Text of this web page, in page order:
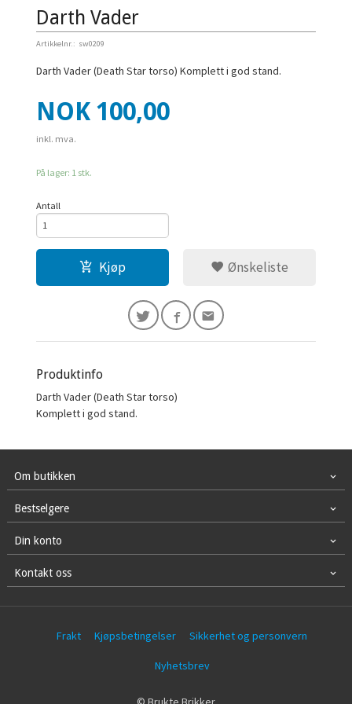
Darth Vader
Artikkelnr.: sw0209
Darth Vader (Death Star torso) Komplett i god stand.
Pris
NOK 100,00
inkl. mva.
På lager: 1 stk.
Antall
Kjøp Ønskeliste
Produktinfo
Darth Vader (Death Star torso)
Komplett i god stand.
Om butikken
Bestselgere
Din konto
Kontakt oss
Frakt Kjøpsbetingelser Sikkerhet og personvern
Nyhetsbrev